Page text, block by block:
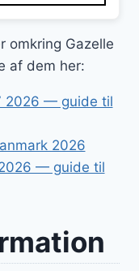
omkring Gazelle
af dem her:
2026 — guide til
2026
— guide til